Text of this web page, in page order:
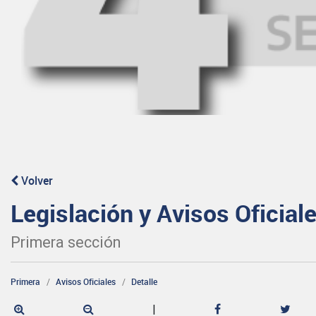
Volver
Legislación y Avisos
Primera sección
Primera Avisos Oficiales Detalle
|